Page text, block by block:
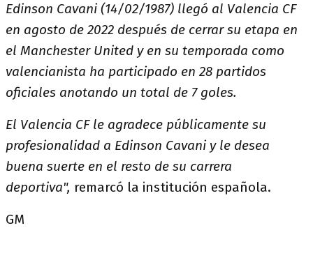
Edinson Cavani (14/02/1987) llegó al Valencia CF
en agosto de 2022 después de cerrar su etapa en
el Manchester United y en su temporada como
valencianista ha participado en 28 partidos
oficiales anotando un total de 7 goles.
El Valencia CF le agradece públicamente su
profesionalidad a Edinson Cavani y le desea
buena suerte en el resto de su carrera
deportiva", remarcó la institución española.
GM